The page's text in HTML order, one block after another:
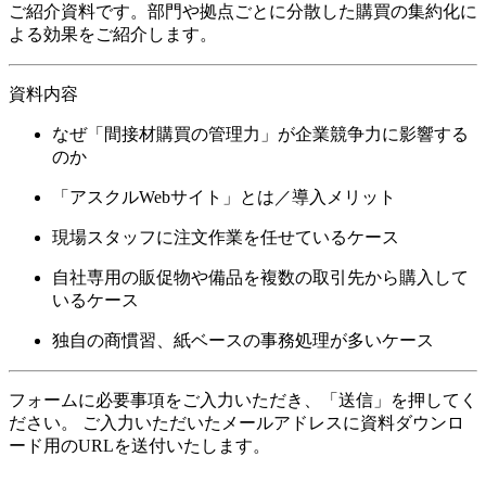
ご紹介資料です。部門や拠点ごとに分散した購買の集約化に
よる効果をご紹介します。
資料内容
なぜ「間接材購買の管理力」が企業競争力に影響する
のか
「アスクルWebサイト」とは／導入メリット
現場スタッフに注文作業を任せているケース
自社専用の販促物や備品を複数の取引先から購入して
いるケース
独自の商慣習、紙ベースの事務処理が多いケース
フォームに必要事項をご入力いただき、「送信」を押してく
ださい。 ご入力いただいたメールアドレスに資料ダウンロ
ード用のURLを送付いたします。